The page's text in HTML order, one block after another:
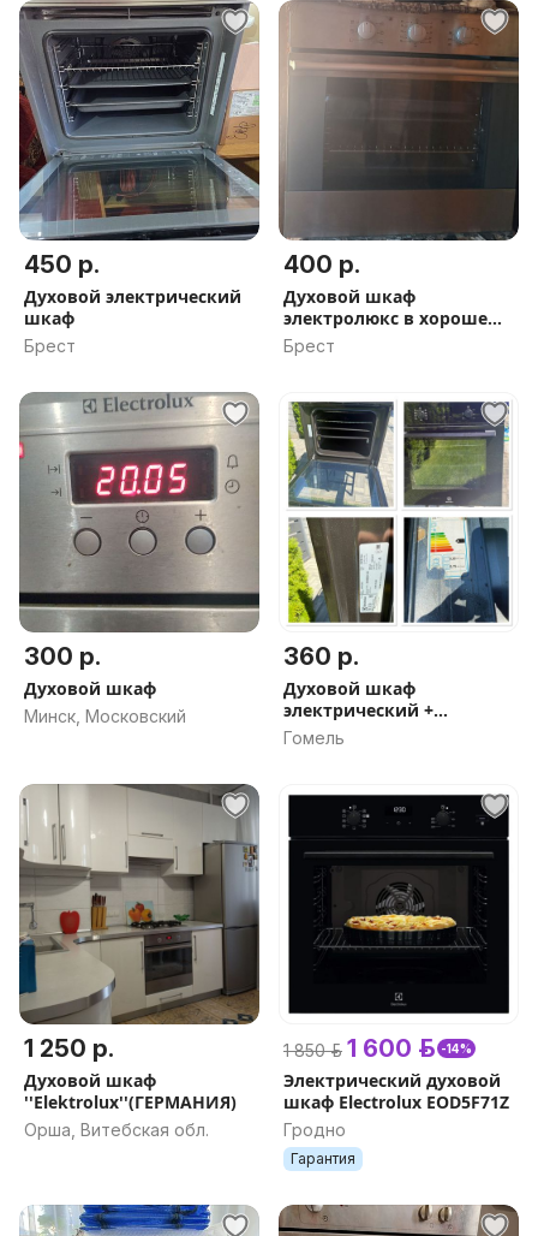
450 р.
Духовой электрический
шкаф
Брест
400 р.
Духовой шкаф
электролюкс в хорошем
состоянии
Брест
300 р.
Духовой шкаф
Минск, Московский
360 р.
Духовой шкаф
электрический +
вытяжка в подарок
Гомель
1 250 р.
Духовой шкаф
''Elektrolux''(ГЕРМАНИЯ)
Орша, Витебская обл.
1 850 р. 1 600 р. -14%
Электрический духовой
шкаф Electrolux EOD5F71Z
Гродно
Гарантия